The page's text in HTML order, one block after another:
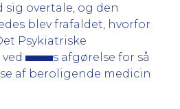
sig overtale, og den
blev frafaldet, hvorfor
Psykiatriske
s afgørelse for så
af beroligende medicin